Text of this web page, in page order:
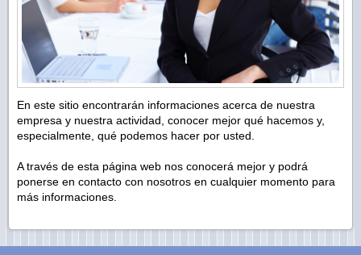
En este sitio encontrarán informaciones acerca de nuestra
empresa y nuestra actividad, conocer mejor qué hacemos y,
especialmente, qué podemos hacer por usted.
A través de esta página web nos conocerá mejor y podrá
ponerse en contacto con nosotros en cualquier momento para
más informaciones.